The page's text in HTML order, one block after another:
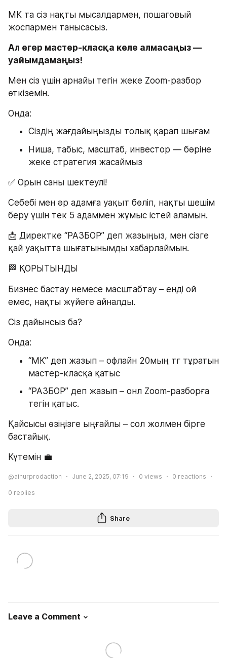
МК та сіз нақты мысалдармен, пошаговый
жоспармен танысасыз.
Ал егер мастер-класқа келе алмасаңыз —
уайымдамаңыз!
Мен сіз үшін арнайы тегін жеке Zoom-разбор
өткіземін.
Онда:
Сіздің жағдайыңызды толық қарап шығам
Ниша, табыс, масштаб, инвестор — бәріне
жеке стратегия жасаймыз
✅ Орын саны шектеулі!
Себебі мен әр адамға уақыт бөліп, нақты шешім
беру үшін тек 5 адаммен жұмыс істей аламын.
📩 Директке “РАЗБОР” деп жазыңыз, мен сізге
қай уақытта шығатынымды хабарлаймын.
🏁 ҚОРЫТЫНДЫ
Бизнес бастау немесе масштабтау – енді ой
емес, нақты жүйеге айналды.
Сіз дайынсыз ба?
Онда:
“МК” деп жазып – офлайн 20мың тг тұратын
мастер-класқа қатыс
“РАЗБОР” деп жазып – онл Zoom-разборға
тегін қатыс.
Қайсысы өзіңізге ыңғайлы – сол жолмен бірге
бастайық.
Күтемін 💼
@ainurprodaction June 2, 2025, 07:19 0 views 0 reactions
0 replies
Share
Leave a Comment